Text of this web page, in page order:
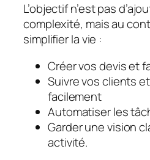
L’objectif n’est pas
complexité, mais au
simplifier la vie :
Créer vos devis et
Suivre vos clients
facilement
Automatiser les
Garder une vision
activité.